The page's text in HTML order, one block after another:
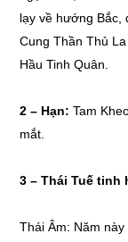
lạy về hướng Bắc,
Cung Thần Thủ La
Hầu Tinh Quân.
2 – Hạn: Tam
mắt.
3 – Thái Tuế tinh
Thái Âm: Năm